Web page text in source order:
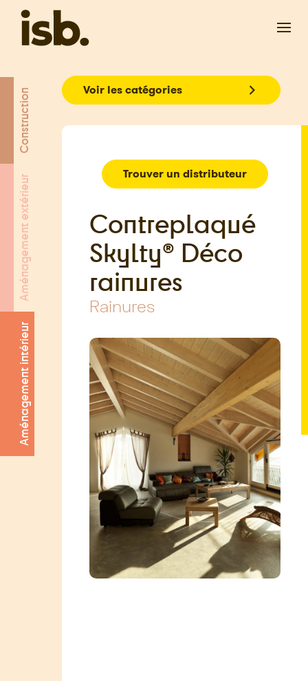
Passer au contenu principal
Voir les catégories
Construction
Aménagement extérieur
Aménagement intérieur
Contreplaqué
Skylty® Déco
rainures
Rainures
Trouver un distributeur